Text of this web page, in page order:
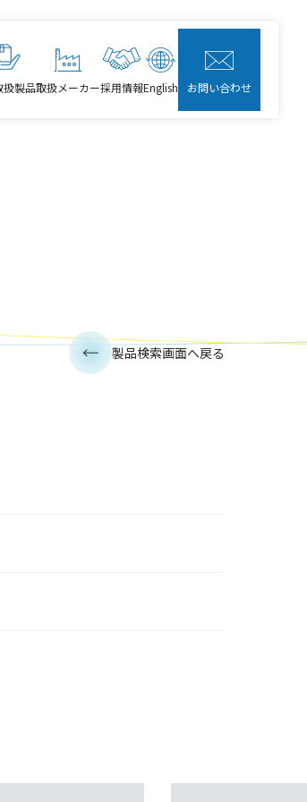
扱製品取扱メーカー採用情報English お問い合わせ
製品検索画面へ戻る